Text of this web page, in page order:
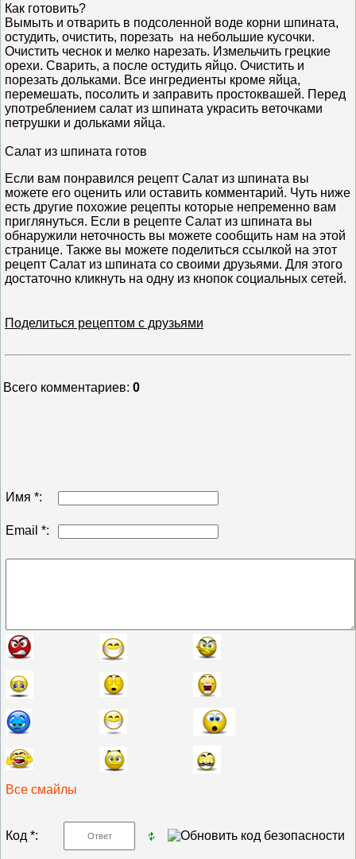
Как готовить?
Вымыть и отварить в подсоленной воде корни шпината,
остудить, очистить, порезать на небольшие кусочки.
Очистить чеснок и мелко нарезать. Измельчить грецкие
орехи. Сварить, а после остудить яйцо. Очистить и
порезать дольками. Все ингредиенты кроме яйца,
перемешать, посолить и заправить простоквашей. Перед
употреблением салат из шпината украсить веточками
петрушки и дольками яйца.
Салат из шпината готов
Если вам понравился рецепт Салат из шпината вы
можете его оценить или оставить комментарий. Чуть ниже
есть другие похожие рецепты которые непременно вам
приглянуться. Если в рецепте Салат из шпината вы
обнаружили неточность вы можете сообщить нам на этой
странице. Также вы можете поделиться ссылкой на этот
рецепт Салат из шпината со своими друзьями. Для этого
достаточно кликнуть на одну из кнопок социальных сетей.
Поделиться рецептом с друзьями
Всего комментариев: 0
Имя *:
Email *:
Все смайлы
Код *: